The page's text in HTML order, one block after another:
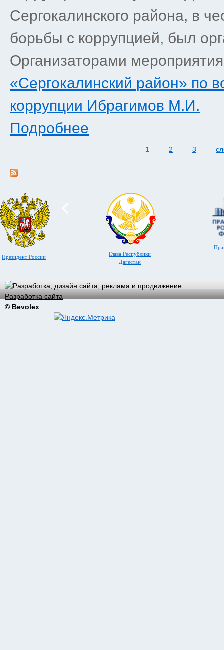
Сергокалинского района, в
борьбы с коррупцией, был
Организаторами
«Сергокалинский район» по
коррупции Ибрагимов М.И.
Подробнее
1 2 3
Президент России
Глава Республики
Дагестан
Разработка сайта
© Bevolex